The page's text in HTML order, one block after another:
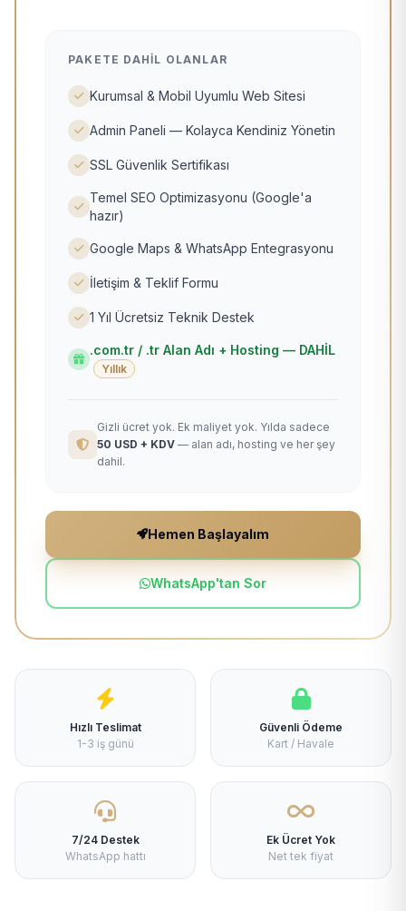
PAKETE DAHIL OLANLAR
Kurumsal & Mobil Uyumlu Web Sitesi
Admin Paneli — Kolayca Kendiniz Yönetin
SSL Güvenlik Sertifikası
Temel SEO Optimizasyonu (Google'a
hazır)
Google Maps & WhatsApp Entegrasyonu
İletişim & Teklif Formu
1 Yıl Ücretsiz Teknik Destek
.com.tr / .tr Alan Adı + Hosting — DAHİL
Yıllık
Gizli ücret yok. Ek maliyet yok. Yılda sadece
50 USD + KDV — alan adı, hosting ve her şey
dahil.
Hemen Başlayalım
WhatsApp'tan Sor
Hızlı Teslimat
1-3 iş günü
Güvenli Ödeme
Kart / Havale
7/24 Destek
WhatsApp hattı
Ek Ücret Yok
Net tek fiyat